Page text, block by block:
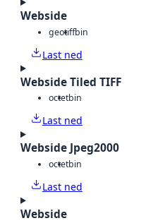
Webside
geotiffbin
Last ned
Webside Tiled TIFF
octetbin
Last ned
Webside Jpeg2000
octetbin
Last ned
Webside